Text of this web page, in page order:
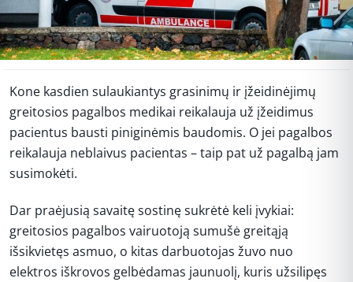
Kone kasdien sulaukiantys grasinimų ir įžeidinėjimų
greitosios pagalbos medikai reikalauja už įžeidimus
pacientus bausti piniginėmis baudomis. O jei pagalbos
reikalauja neblaivus pacientas – taip pat už pagalbą jam
susimokėti.
Dar praėjusią savaitę sostinę sukrėtė keli įvykiai:
greitosios pagalbos vairuotoją sumušė greitąją
išsikvietęs asmuo, o kitas darbuotojas žuvo nuo
elektros iškrovos gelbėdamas jaunuolį, kuris užsilipęs